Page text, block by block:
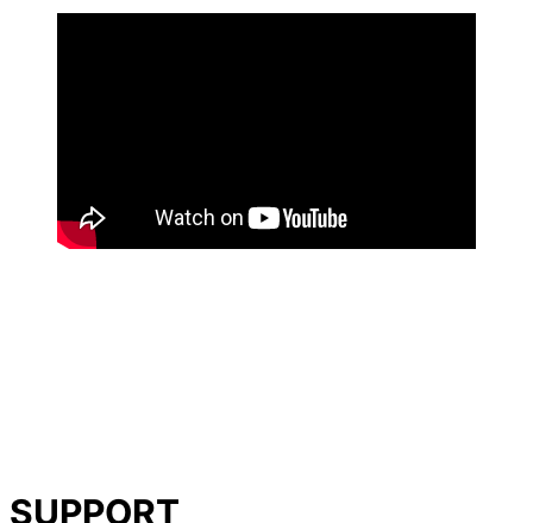
SUPPORT